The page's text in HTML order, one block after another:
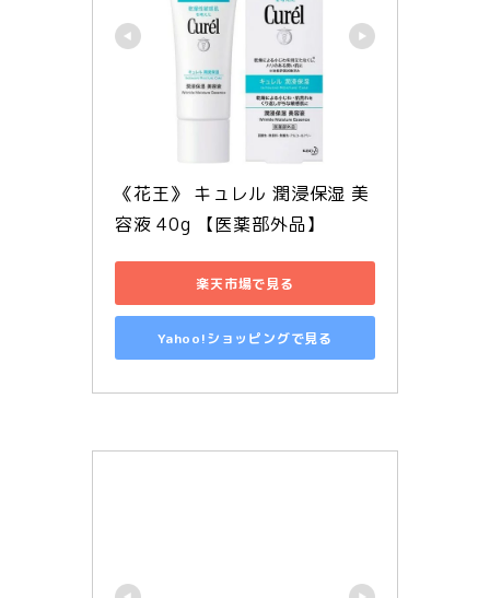
《花王》 キュレル 潤浸保湿 美
容液 40g 【医薬部外品】
楽天市場で見る
Yahoo!ショッピングで見る